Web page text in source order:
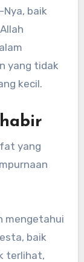
baik
yang tidak
kecil.
yang
mengetahui
baik
terlihat,